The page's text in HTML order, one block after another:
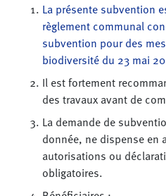
La présente subvention
règlement communal
subvention pour des
biodiversité du 23 mai
Il est fortement
des travaux avant de
La demande de
donnée, ne dispense en
autorisations ou
obligatoires.